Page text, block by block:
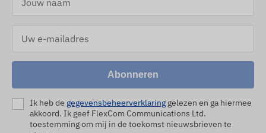
Abonneren
Ik heb de gegevensbeheerverklaring gelezen en ga hiermee
akkoord. Ik geef FlexCom Communications Ltd.
toestemming om mij in de toekomst nieuwsbrieven te